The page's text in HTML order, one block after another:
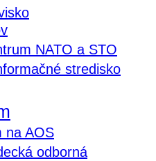
NATO a STO
stredisko
na AOS
odborná